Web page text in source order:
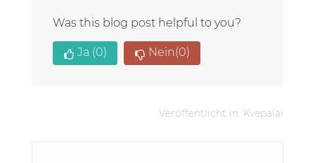
Was this blog post helpful to you?
Ja (0) Nein(0)
Veröffentlicht in: Kvepalai